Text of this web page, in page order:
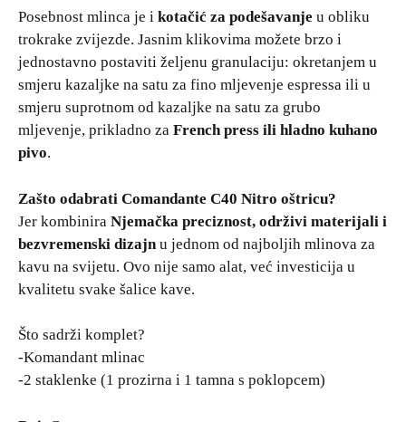
Posebnost mlinca je i kotačić za podešavanje u obliku
trokrake zvijezde. Jasnim klikovima možete brzo i
jednostavno postaviti željenu granulaciju: okretanjem u
smjeru kazaljke na satu za fino mljevenje espressa ili u
smjeru suprotnom od kazaljke na satu za grubo
mljevenje, prikladno za French press ili hladno kuhano
pivo.
Zašto odabrati Comandante C40 Nitro oštricu?
Jer kombinira Njemačka preciznost, održivi materijali i
bezvremenski dizajn u jednom od najboljih mlinova za
kavu na svijetu. Ovo nije samo alat, već investicija u
kvalitetu svake šalice kave.
Što sadrži komplet?
-Komandant mlinac
-2 staklenke (1 prozirna i 1 tamna s poklopcem)